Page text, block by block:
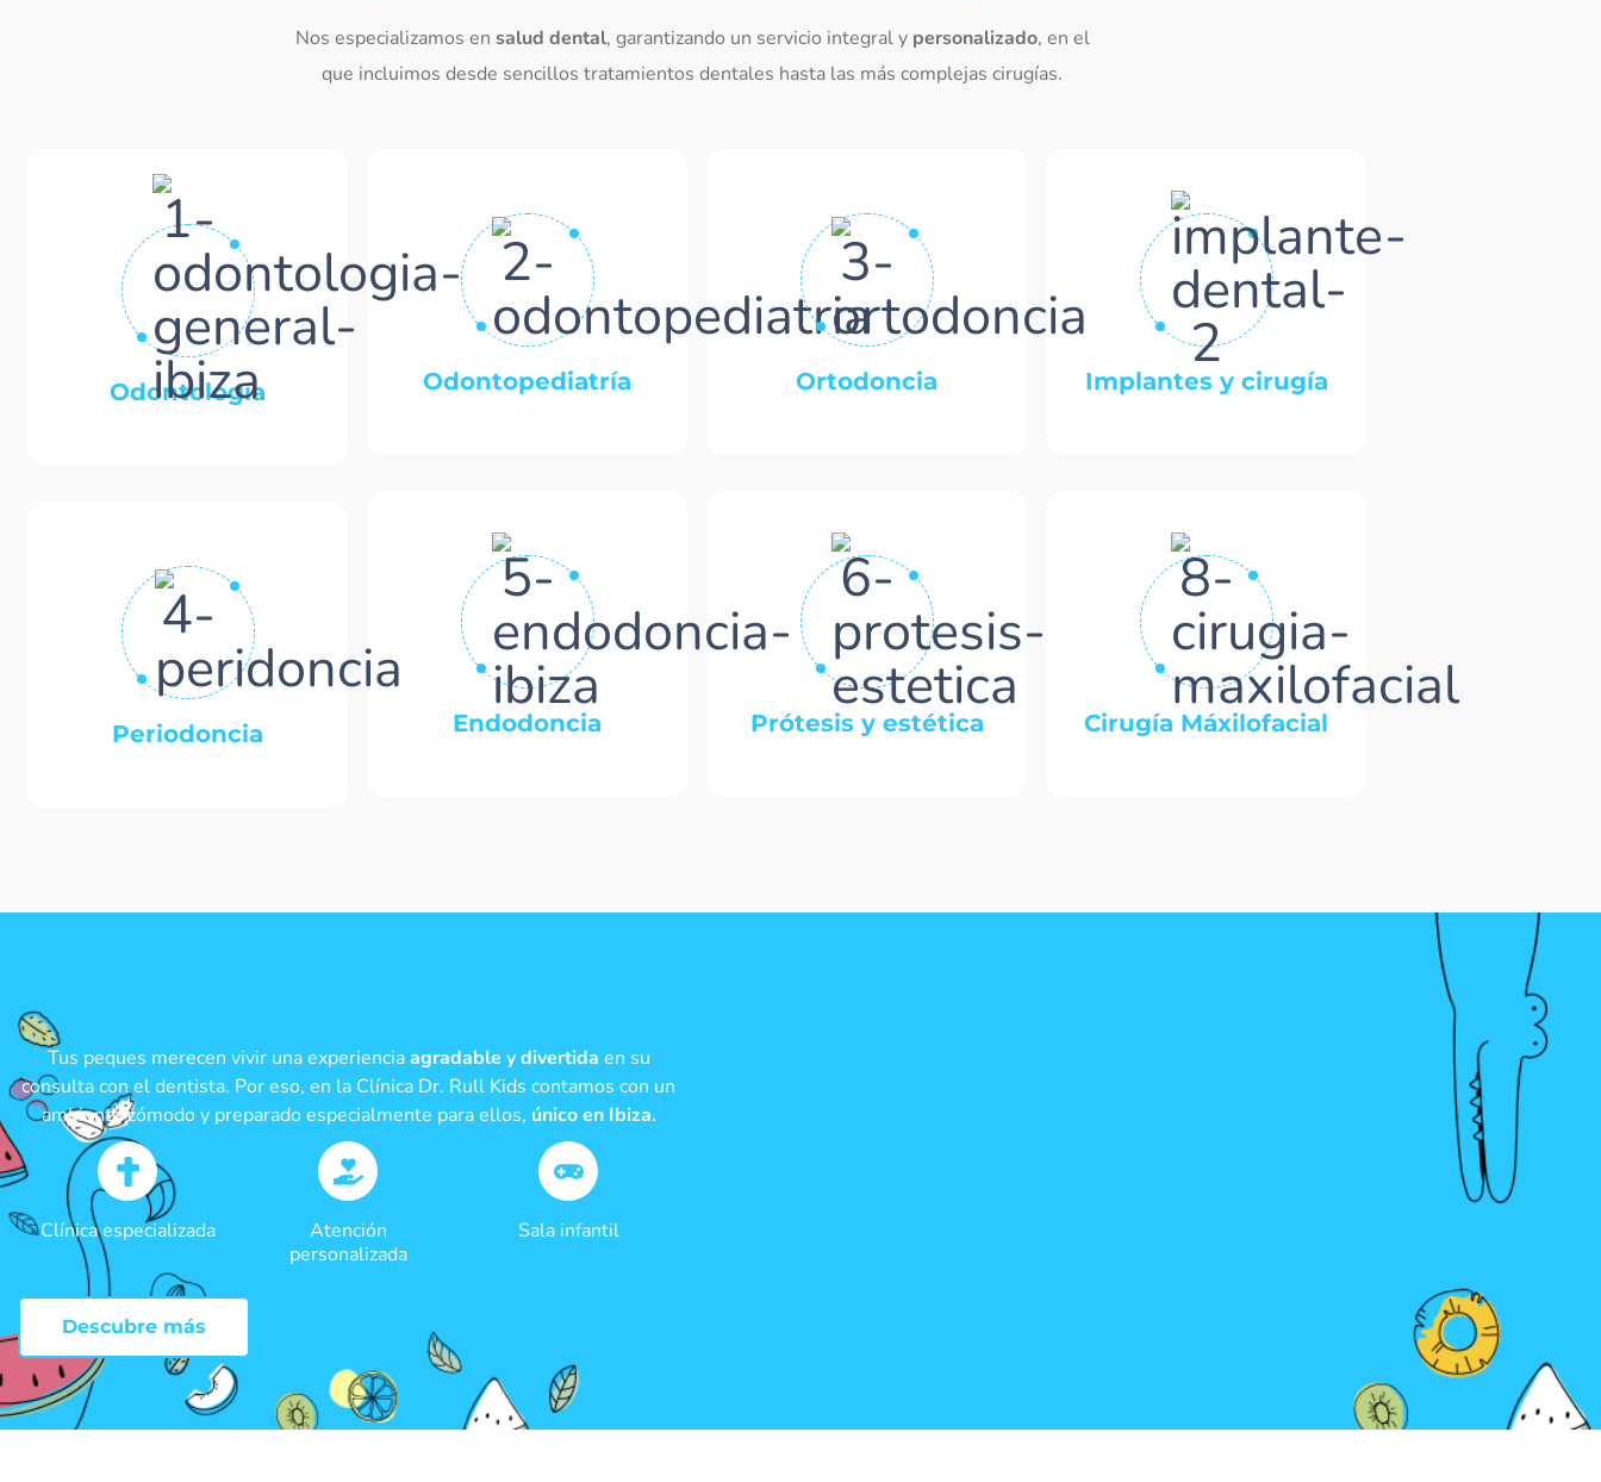
Nos especializamos en salud dental, garantizando un servicio integral y personalizado, en el
que incluimos desde sencillos tratamientos dentales hasta las más complejas cirugías.
Odontología
Periodoncia
Odontopediatría
Endodoncia
Ortodoncia
Prótesis y estética
Implantes y cirugía
Cirugía Máxilofacial
Tus peques merecen vivir una experienciaagradable y divertida en su
consulta con el dentista. Por eso, en la Clínica Dr. Rull Kids contamos con un
ambiente cómodo y preparado especialmente para ellos, único en Ibiza.
Clínica especializada
Atención
personalizada
Sala infantil
Descubre más